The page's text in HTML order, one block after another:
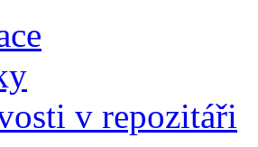
v repozitáři